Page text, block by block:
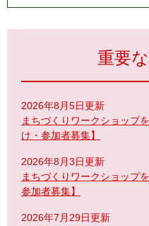
重要
2026年8月5日更新
まちづくりワークショップ
け・参加者募集】
2026年8月3日更新
まちづくりワークショップ
参加者募集】
2026年7月29日更新